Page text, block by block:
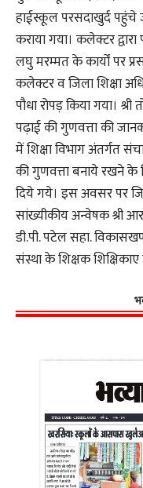
हाईस्कूल परसदाखुर्द पहुंचे
कराया गया। कलेक्टर
लघु मरम्मत के कार्यों पर
कलेक्टर व जिला शिक्षा
पौधा रोपड़ किया गया। श्री
पढ़ाई की गुणवत्ता की
में शिक्षा विभाग अंतर्गत
की गुणवत्ता बनाये रखने के
दिये गये। इस अवसर पर
सांख्यीकीय अन्वेषक श्री
डी.पी. पटेल सहा.
संस्था के शिक्षक शिक्षिकाए